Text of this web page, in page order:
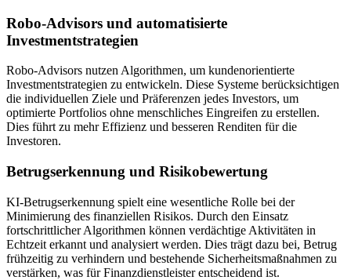
Robo-Advisors und automatisierte
Investmentstrategien
Robo-Advisors nutzen Algorithmen, um kundenorientierte
Investmentstrategien zu entwickeln. Diese Systeme berücksichtigen
die individuellen Ziele und Präferenzen jedes Investors, um
optimierte Portfolios ohne menschliches Eingreifen zu erstellen.
Dies führt zu mehr Effizienz und besseren Renditen für die
Investoren.
Betrugserkennung und Risikobewertung
KI-Betrugserkennung spielt eine wesentliche Rolle bei der
Minimierung des finanziellen Risikos. Durch den Einsatz
fortschrittlicher Algorithmen können verdächtige Aktivitäten in
Echtzeit erkannt und analysiert werden. Dies trägt dazu bei, Betrug
frühzeitig zu verhindern und bestehende Sicherheitsmaßnahmen zu
verstärken, was für Finanzdienstleister entscheidend ist.